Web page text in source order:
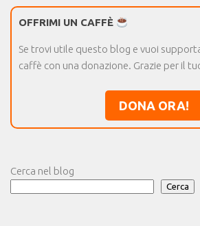
OFFRIMI UN CAFFÈ
Se trovi utile questo blog e vuoi
caffè con una donazione. Grazie per il
DONA ORA!
Cerca nel blog
Cerca